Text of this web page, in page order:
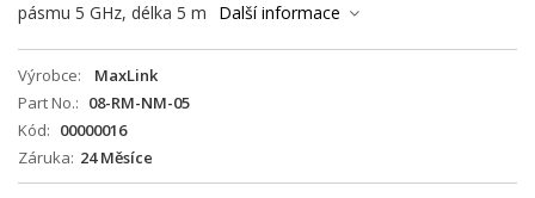
pásmu 5 GHz, délka 5 m
Další informace
Výrobce
MaxLink
Part No.
08-RM-NM-05
Kód
00000016
Záruka 24 Měsíce